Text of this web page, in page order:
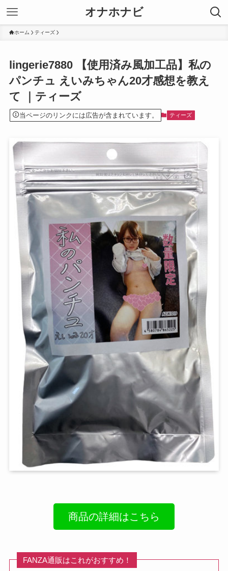
オナホナビ
ホーム ティーズ
lingerie7880 【使用済み風加工品】私の
パンチュ えいみちゃん20才感想を教え
て ｜ティーズ
当ページのリンクには広告が含まれています。 ティーズ
商品の詳細はこちら
FANZA通販はこれがおすすめ！